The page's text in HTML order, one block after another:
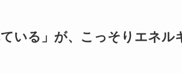
ている」が、こっそりエネル